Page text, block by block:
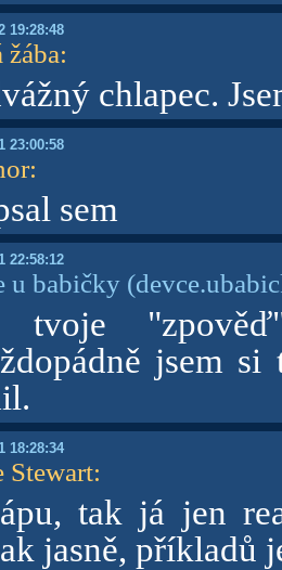
19:28:48
žába:
chlapec.
23:00:58
:
sem
22:58:12
u babičky
tvoje
jsem
18:28:34
Stewart:
tak já jen
jasně, příkladů